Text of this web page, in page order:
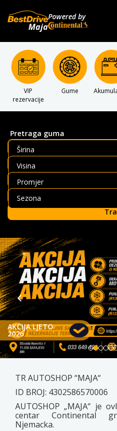
Maja
Powered by
VIP
rezervacije
Gume
AKCIJA LJETO
2026
Pretraga guma
Širina
Visina
Promjer
Sezona
TR AUTOSHOP “MAJA“
ID BROJ: 4302586570006
AUTOSHOP „MAJA“ je
centar Continental
Njemacka.